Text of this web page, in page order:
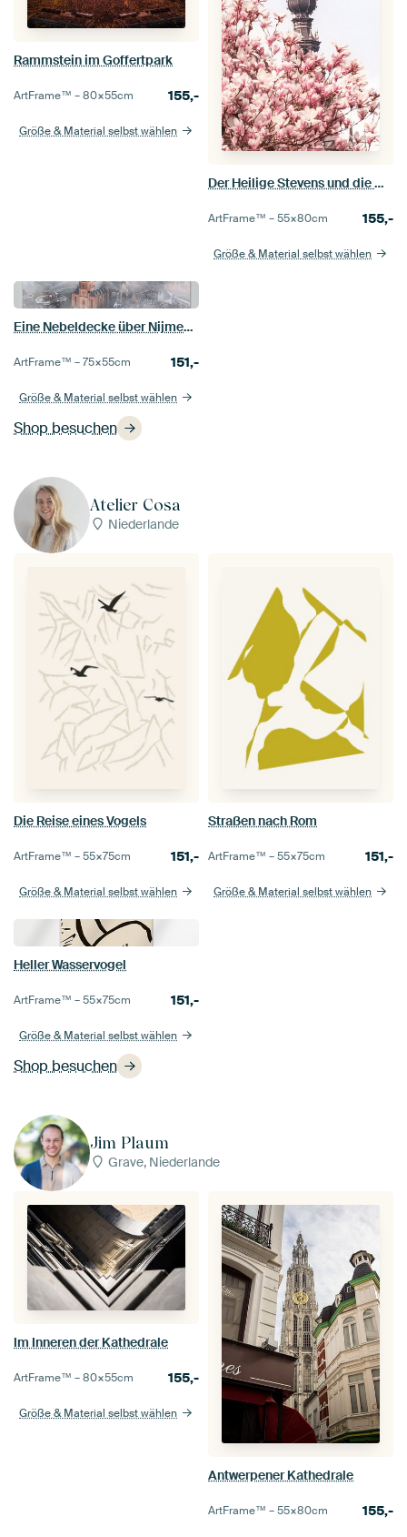
Shop besuchen
Rammstein im Goffertpark
ArtFrame™ –80×55cm 155,-
Größe & Material selbst wählen
Der Heilige Stevens und die Magnolien's
ArtFrame™ –55×80cm 155,-
Größe & Material selbst wählen
Eine Nebeldecke über Nijmegen
ArtFrame™ –75×55cm 151,-
Größe & Material selbst wählen
Atelier Cosa
Niederlande
Shop besuchen
Die Reise eines Vogels
ArtFrame™ –55×75cm 151,-
Größe & Material selbst wählen
Straßen nach Rom
ArtFrame™ –55×75cm 151,-
Größe & Material selbst wählen
Heller Wasservogel
ArtFrame™ –55×75cm 151,-
Größe & Material selbst wählen
Jim Plaum
Grave, Niederlande
Im Inneren der Kathedrale
ArtFrame™ –80×55cm 155,-
Größe & Material selbst wählen
Antwerpener Kathedrale
ArtFrame™ –55×80cm 155,-